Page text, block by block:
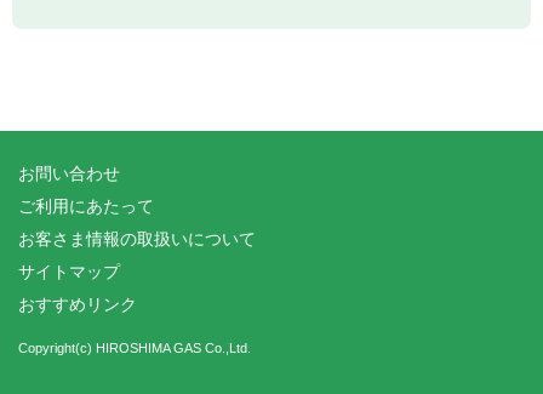
お問い合わせ
ご利用にあたって
お客さま情報の取扱いについて
サイトマップ
おすすめリンク
Copyright(c) HIROSHIMA GAS Co.,Ltd.